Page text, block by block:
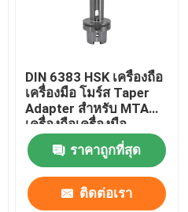
DIN 6383 HSK เครื่องถือ
เครื่องมือ โมร์ส Taper
Adapter สําหรับ MTA
เครื่องถือเครื่องมือ
ราคาถูกที่สุด
ติดต่อเรา